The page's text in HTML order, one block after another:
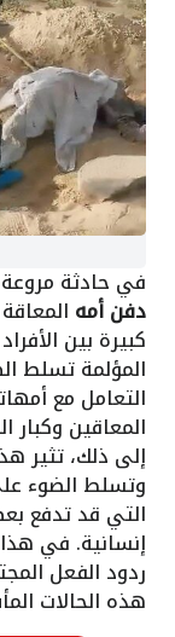
في حادثة مروعة
دفن أمه
كبيرة بين
المؤلمة تسلط
التعامل مع
المعاقين
إلى ذلك، تثير
وتسلط الضوء
التي قد تدفع
إنسانية. في
ردود الفعل
هذه الحالات